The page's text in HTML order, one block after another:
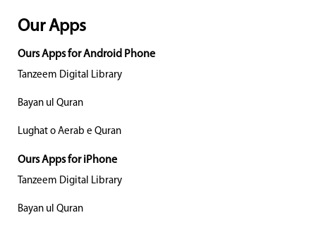
Our Apps
Ours Apps for Android Phone
Tanzeem Digital Library
Bayan ul Quran
Lughat o Aerab e Quran
Ours Apps for iPhone
Tanzeem Digital Library
Bayan ul Quran